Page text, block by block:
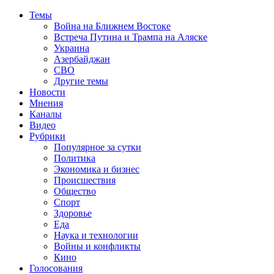
Темы
Война на Ближнем Востоке
Встреча Путина и Трампа на Аляске
Украина
Азербайджан
СВО
Другие темы
Новости
Мнения
Каналы
Видео
Рубрики
Популярное за сутки
Политика
Экономика и бизнес
Происшествия
Общество
Спорт
Здоровье
Еда
Наука и технологии
Войны и конфликты
Кино
Голосования